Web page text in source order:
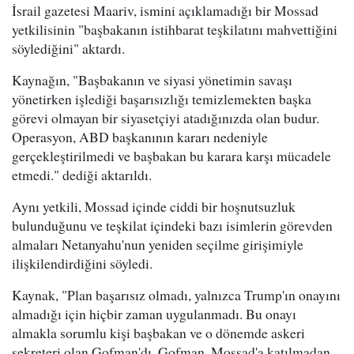
İsrail gazetesi Maariv, ismini açıklamadığı bir Mossad
yetkilisinin "başbakanın istihbarat teşkilatını mahvettiğini
söylediğini" aktardı.
Kaynağın, "Başbakanın ve siyasi yönetimin savaşı
yönetirken işlediği başarısızlığı temizlemekten başka
görevi olmayan bir siyasetçiyi atadığınızda olan budur.
Operasyon, ABD başkanının kararı nedeniyle
gerçekleştirilmedi ve başbakan bu karara karşı mücadele
etmedi." dediği aktarıldı.
Aynı yetkili, Mossad içinde ciddi bir hoşnutsuzluk
bulunduğunu ve teşkilat içindeki bazı isimlerin görevden
almaları Netanyahu'nun yeniden seçilme girişimiyle
ilişkilendirdiğini söyledi.
Kaynak, "Plan başarısız olmadı, yalnızca Trump'ın onayını
almadığı için hiçbir zaman uygulanmadı. Bu onayı
almakla sorumlu kişi başbakan ve o dönemde askeri